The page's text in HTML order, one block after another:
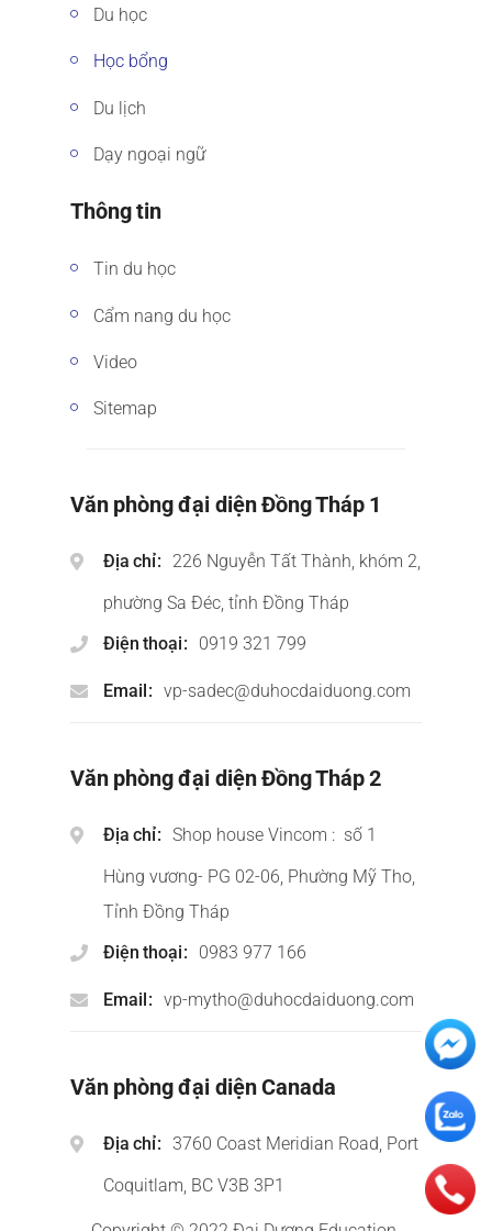
Du học
Học bổng
Du lịch
Dạy ngoại ngữ
Thông tin
Tin du học
Cẩm nang du học
Video
Sitemap
Văn phòng đại diện Đồng Tháp 1
Địa chỉ
226 Nguyễn Tất Thành, khóm 2,
phường Sa Đéc, tỉnh Đồng Tháp
Điện thoại
0919 321 799
Email vp-sadec@duhocdaiduong.com
Văn phòng đại diện Đồng Tháp 2
Địa chỉ
Shop house Vincom : số 1
Hùng vương- PG 02-06, Phường Mỹ Tho,
Tỉnh Đồng Tháp
Điện thoại
0983 977 166
Email vp-mytho@duhocdaiduong.com
Văn phòng đại diện Canada
Địa chỉ
3760 Coast Meridian Road, Port
Coquitlam, BC V3B 3P1